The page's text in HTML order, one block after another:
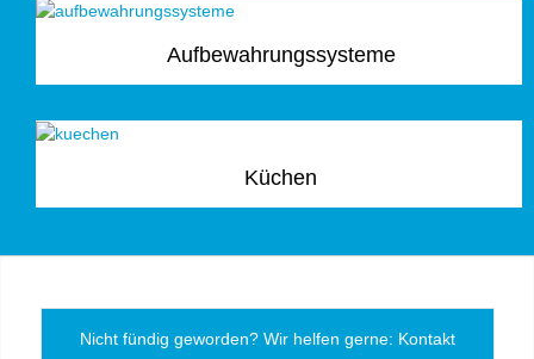
Aufbewahrungssysteme
Küchen
Nicht fündig geworden? Wir helfen gerne: Kontakt